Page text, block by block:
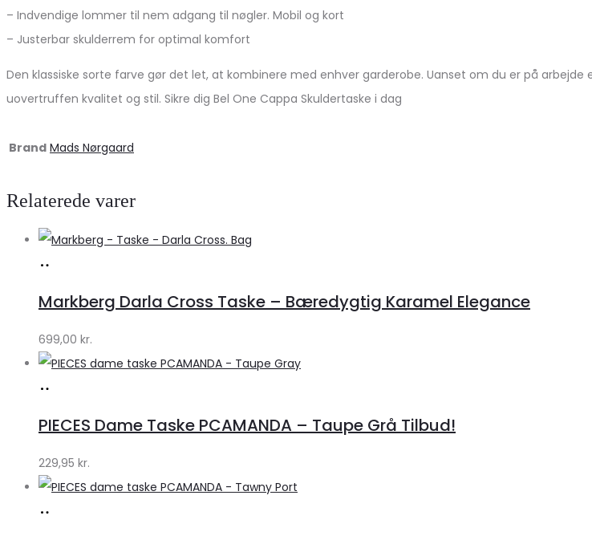
– Indvendige lommer til nem adgang til nøgler. Mobil og kort
– Justerbar skulderrem for optimal komfort
Den klassiske sorte farve gør det let, at kombinere med enhver garderobe. Uanset om du er på
uovertruffen kvalitet og stil. Sikre dig Bel One Cappa Skuldertaske i dag
Brand Mads Nørgaard
Relaterede varer
Lykke
by
Lykke
Markberg Darla Cross Taske – Bæredygtig Karamel Elegance
699,00 kr.
Klædeskabet.dk
PIECES Dame Taske PCAMANDA – Taupe Grå Tilbud!
229,95 kr.